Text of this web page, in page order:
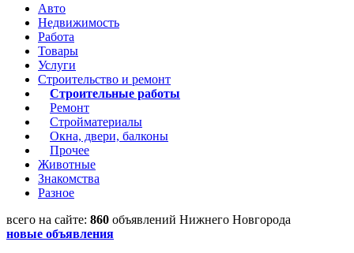
Авто
Недвижимость
Работа
Товары
Услуги
Строительство и ремонт
Строительные работы
Ремонт
Стройматериалы
Окна, двери, балконы
Прочее
Животные
Знакомства
Разное
всего на сайте: 860 объявлений Нижнего Новгорода
новые объявления